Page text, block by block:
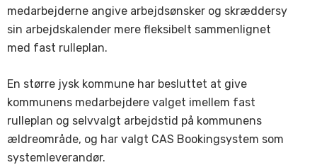
medarbejderne angive arbejdsønsker og skræddersy
sin arbejdskalender mere fleksibelt sammenlignet
med fast rulleplan.
En større jysk kommune har besluttet at give
kommunens medarbejdere valget imellem fast
rulleplan og selvvalgt arbejdstid på kommunens
ældreområde, og har valgt CAS Bookingsystem som
systemleverandør.